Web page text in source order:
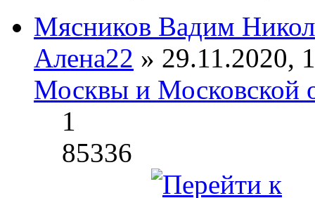
Мясников Вадим
Алена22 » 29.11.2020,
Москвы и Московской
1
85336